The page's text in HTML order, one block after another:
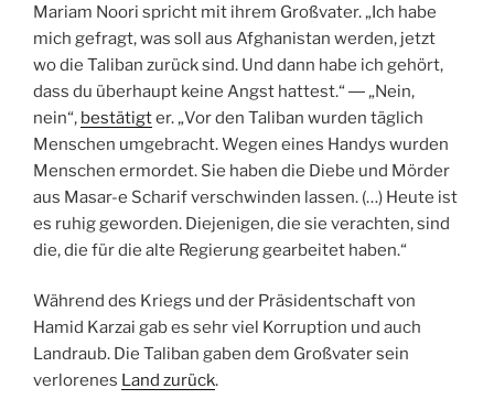
Mariam Noori spricht mit ihrem Großvater. „Ich habe
mich gefragt, was soll aus Afghanistan werden, jetzt
wo die Taliban zurück sind. Und dann habe ich gehört,
dass du überhaupt keine Angst hattest.“ ― „Nein,
nein“, bestätigter. „Vor den Taliban wurden täglich
Menschen umgebracht. Wegen eines Handys wurden
Menschen ermordet. Sie haben die Diebe und Mörder
aus Masar-e Scharif verschwinden lassen. (…) Heute ist
es ruhig geworden. Diejenigen, die sie verachten, sind
die, die für die alte Regierung gearbeitet haben.“
Während des Kriegs und der Präsidentschaft von
Hamid Karzai gab es sehr viel Korruption und auch
Landraub. Die Taliban gaben dem Großvater sein
verlorenes Land zurück.